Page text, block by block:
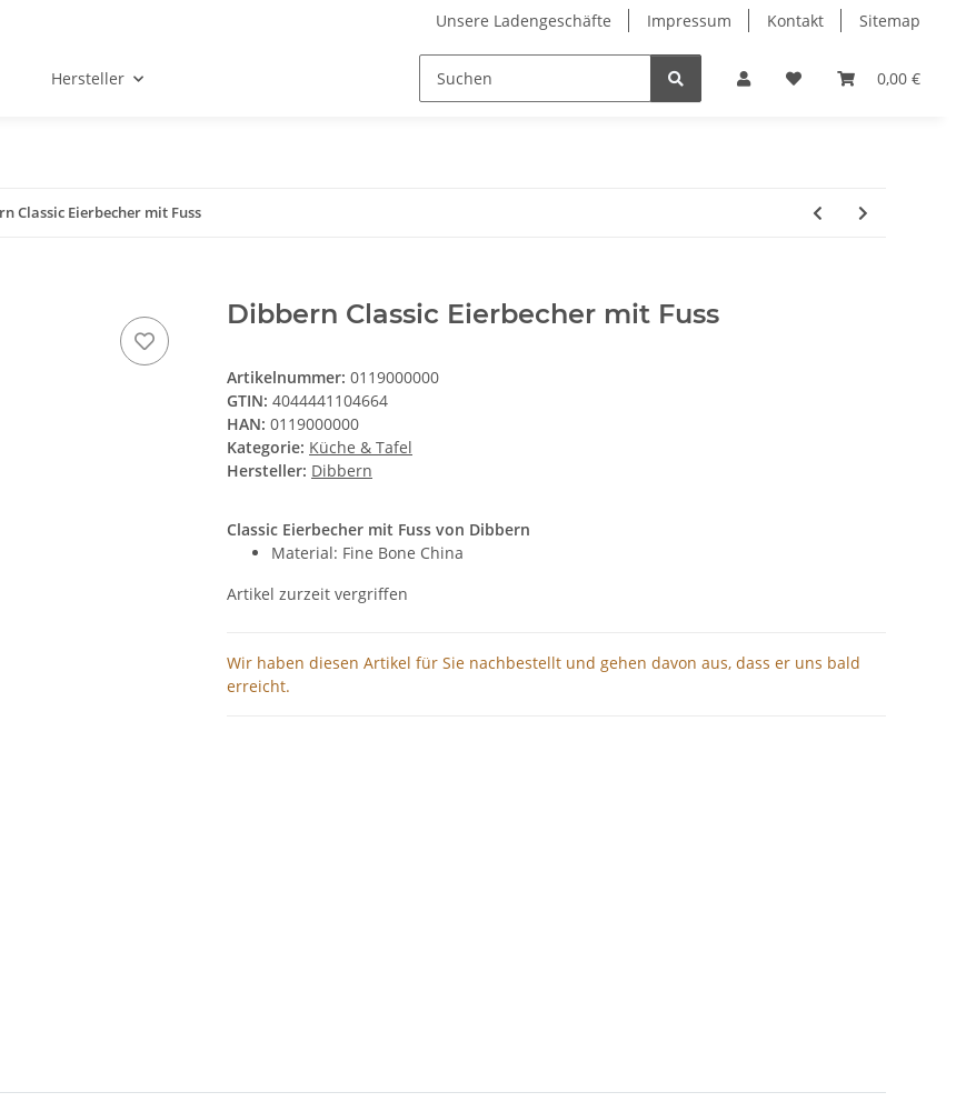
Unsere Ladengeschäfte Impressum Kontakt Sitemap
0,00 €
Hersteller
Classic Eierbecher mit Fuss
Dibbern Classic Eierbecher mit Fuss
Artikelnummer: 0119000000
GTIN: 4044441104664
HAN: 0119000000
Kategorie: Küche & Tafel
Hersteller: Dibbern
Classic Eierbecher mit Fuss von Dibbern
Material: Fine Bone China
Artikel zurzeit vergriffen
Wir haben diesen Artikel für Sie nachbestellt und gehen davon aus, dass er uns bald
erreicht.